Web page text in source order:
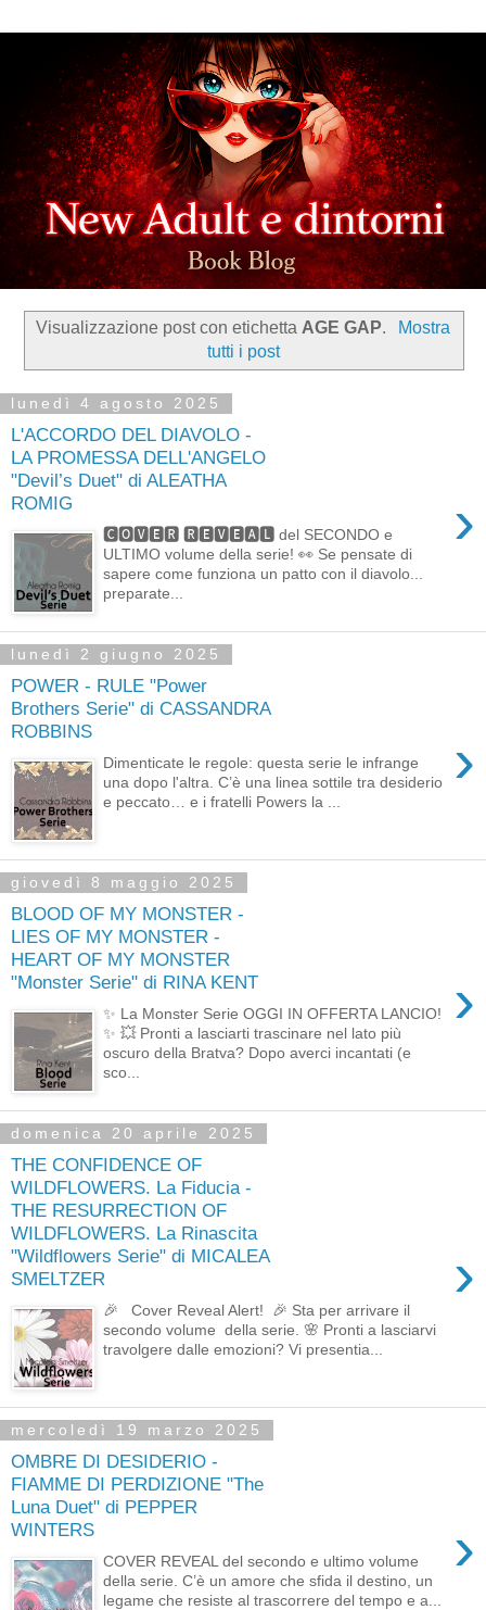
Visualizzazione post con etichetta AGE GAP.
Mostra
tutti i post
lunedì 4 agosto 2025
L'ACCORDO DEL DIAVOLO -
LA PROMESSA DELL'ANGELO
"Devil’s Duet" di ALEATHA
ROMIG
›
🅲🅾🆅🅴🆁 🆁🅴🆅🅴🅰🅻 del SECONDO e
ULTIMO volume della serie! 👀 Se pensate di
sapere come funziona un patto con il diavolo...
preparate...
lunedì 2 giugno 2025
POWER - RULE "Power
Brothers Serie" di CASSANDRA
ROBBINS
›
Dimenticate le regole: questa serie le infrange
una dopo l'altra. C’è una linea sottile tra desiderio
e peccato… e i fratelli Powers la ...
giovedì 8 maggio 2025
BLOOD OF MY MONSTER -
LIES OF MY MONSTER -
HEART OF MY MONSTER
"Monster Serie" di RINA KENT
›
✨ La Monster Serie OGGI IN OFFERTA LANCIO!
✨ 💥 Pronti a lasciarti trascinare nel lato più
oscuro della Bratva? Dopo averci incantati (e
sco...
domenica 20 aprile 2025
THE CONFIDENCE OF
WILDFLOWERS. La Fiducia -
THE RESURRECTION OF
WILDFLOWERS. La Rinascita
"Wildflowers Serie" di MICALEA
SMELTZER
›
🎉 Cover Reveal Alert! 🎉 Sta per arrivare il
secondo volume della serie. 🌸 Pronti a lasciarvi
travolgere dalle emozioni? Vi presentia...
mercoledì 19 marzo 2025
OMBRE DI DESIDERIO -
FIAMME DI PERDIZIONE "The
Luna Duet" di PEPPER
WINTERS
›
COVER REVEAL del secondo e ultimo volume
della serie. C’è un amore che sfida il destino, un
legame che resiste al trascorrere del tempo e a...